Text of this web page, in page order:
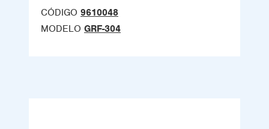
CÓDIGO 9610048
MODELO GRF-304